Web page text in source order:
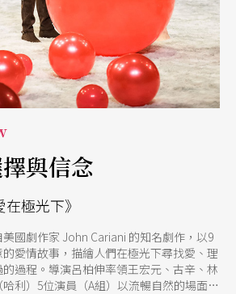
與信念
極光下》
美國劇作家 John Cariani 的知名劇作，以9
愛情故事，描繪人們在極光下尋找愛、理
過程。導演呂柏伸率領王宏元、古辛、林
利）5位演員（A組）以流暢自然的場面調